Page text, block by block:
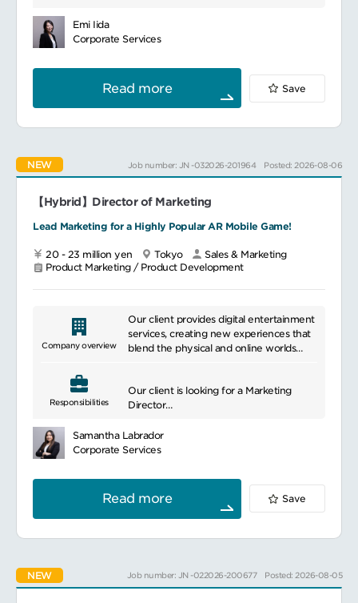
users across Japan. Additionally, we are
communication standards and
researching and developing the latest
technologies, promoting the adoption of
5G networks. Furthermore, we offer
various application services and IoT
high-quality services and extensive
of many users.
用性のバランス）
ュメントの整備・変更管理
グローバル適合対応（法務／プライバシー要
件との整合）
案件収支、原価構造（SI含む）との整合性確
事業・開発・法務・営業など複数部門との調
整
アプリ／プラットフォームのリリース計画策
Emi Iida
Corporate Services
Read more Save
NEW Job number: JN -032026-201964 Posted: 2026-08-06
【Hybrid】Director of Marketing
Lead Marketing for a Highly Popular AR Mobile Game!
20 - 23 million yen Tokyo
Sales & Marketing
Product Marketing / Product Development
Company overview
Our client provides digital entertainment
services, creating new experiences that
blend the physical and online worlds
Responsibilities
Our client is looking for a Marketing
Director
execution of marketing communication
for a top AR mobile game.
savvy, and hardworking marketers to
build impactful consumer touchpoints
across user acquisition, social media,
community engagement, and IRL
business partners.
As this is a global product, you will need
Samantha Labrador
Corporate Services
Read more Save
NEW Job number: JN -022026-200677 Posted: 2026-08-05